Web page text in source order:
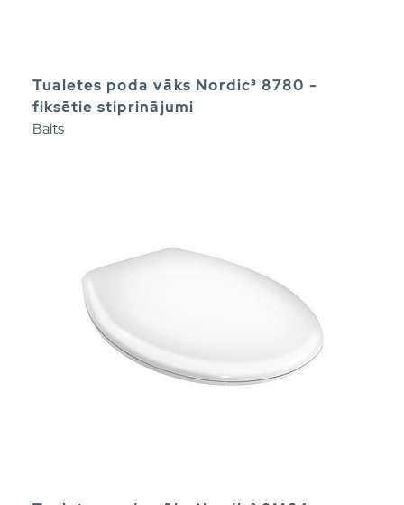
Tualetes poda vāks Nordic³ 8780 -
fiksētie stiprinājumi
Balts